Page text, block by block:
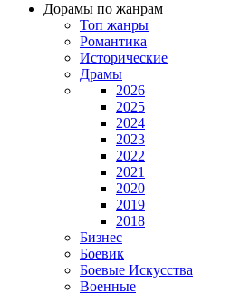
Дорамы по жанрам
Топ жанры
Романтика
Исторические
Драмы
2026
2025
2024
2023
2022
2021
2020
2019
2018
Бизнес
Боевик
Боевые Искусства
Военные